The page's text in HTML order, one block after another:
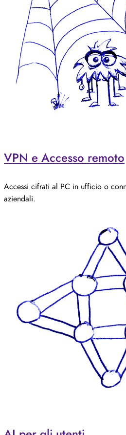
VPN e Accesso remoto
Accessi cifrati al PC in ufficio o
aziendali.